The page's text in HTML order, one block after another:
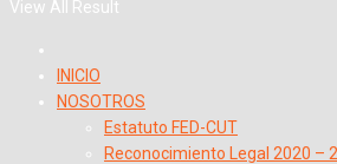
View All Result
INICIO
NOSOTROS
Estatuto FED-CUT
Reconocimiento Legal 2020 –